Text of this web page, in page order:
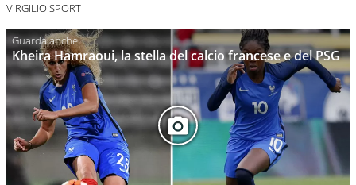
VIRGILIO SPORT
Kheira Hamraoui, la stella del calcio francese e del PSG